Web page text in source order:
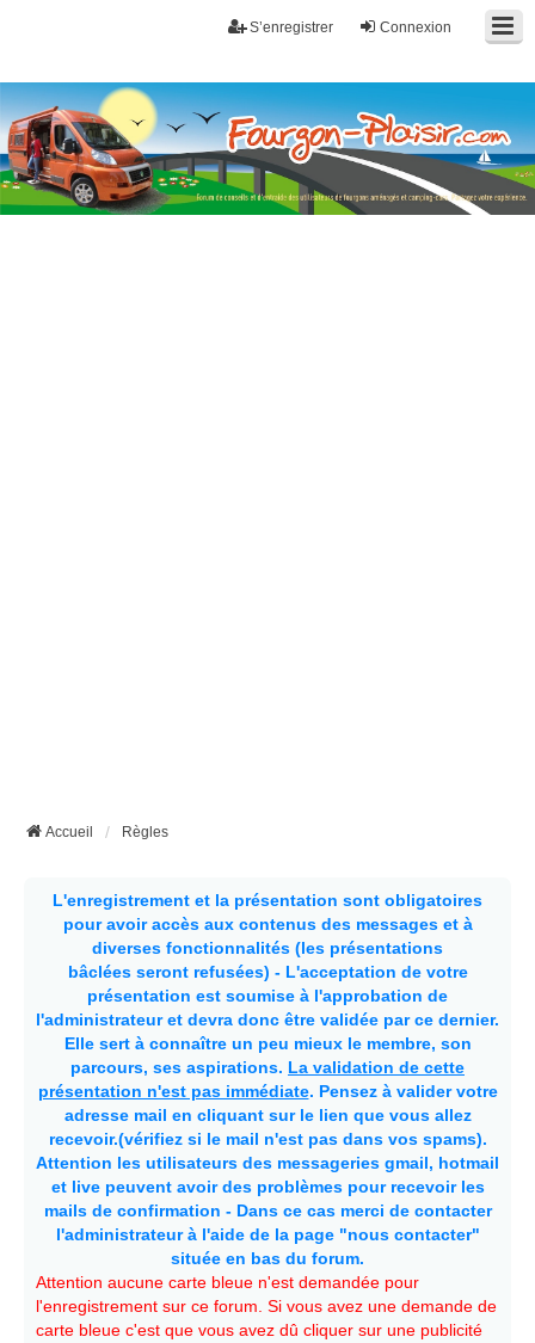
Connexion
S’enregistrer
Fourgon-plaisir.com
Forum de conseils et d'entraide des utilisateurs de fourgons, fourgons
aménagés, vans et de camping-car. Partagez votre expérience.
Accueil Règles
L'enregistrement et la présentation sont obligatoires
pour avoir accès aux contenus des messages et à
diverses fonctionnalités (les présentations
bâclées seront refusées) - L'acceptation de votre
présentation est soumise à l'approbation de
l'administrateur et devra donc être validée par ce dernier.
Elle sert à connaître un peu mieux le membre, son
parcours, ses aspirations. La validation de cette
présentation n'est pas immédiate. Pensez à valider votre
adresse mail en cliquant sur le lien que vous allez
recevoir.(vérifiez si le mail n'est pas dans vos spams).
Attention les utilisateurs des messageries gmail, hotmail
et live peuvent avoir des problèmes pour recevoir les
mails de confirmation - Dans ce cas merci de contacter
l'administrateur à l'aide de la page "nous contacter"
située en bas du forum.
Attention aucune carte bleue n'est demandée pour
l'enregistrement sur ce forum. Si vous avez une demande de
carte bleue c'est que vous avez dû cliquer sur une publicité